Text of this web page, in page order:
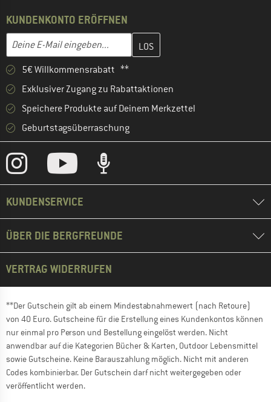
KUNDENKONTO ERÖFFNEN
E-Mail-Adresse
Gib hier deine E-Mail-Adresse ein und erstelle im nächsten
5€ Willkommensrabatt **
Exklusiver Zugang zu Rabattaktionen
Speichere Produkte auf Deinem Merkzettel
Geburtstagsüberraschung
KUNDENSERVICE
ÜBER DIE BERGFREUNDE
VERTRAG WIDERRUFEN
**Der Gutschein gilt ab einem Mindestabnahmewert (nach Retoure)
von 40 Euro. Gutscheine für die Erstellung eines Kundenkontos können
nur einmal pro Person und Bestellung eingelöst werden. Nicht
anwendbar auf die Kategorien Bücher & Karten, Outdoor Lebensmittel
sowie Gutscheine. Keine Barauszahlung möglich. Nicht mit anderen
Codes kombinierbar. Der Gutschein darf nicht weitergegeben oder
veröffentlicht werden.